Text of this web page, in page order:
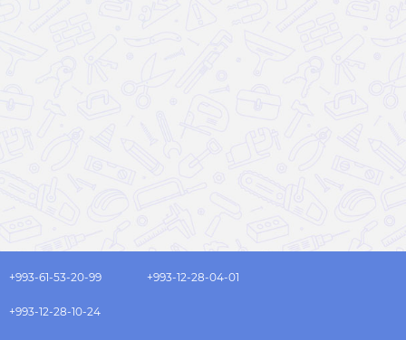
+993-61-53-20-99 +993-12-28-04-01
+993-12-28-10-24